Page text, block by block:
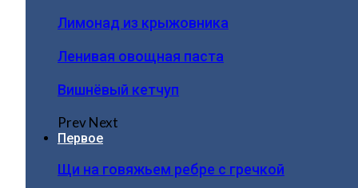
Лимонад из крыжовника
Ленивая овощная паста
Вишнёвый кетчуп
PrevNext
Первое
Щи на говяжьем ребре с гречкой